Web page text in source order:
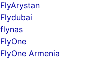
FlyArystan
Flydubai
flynas
FlyOne
FlyOne Armenia